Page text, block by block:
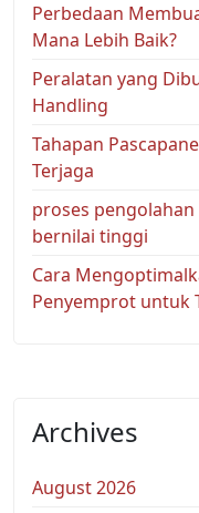
Perbedaan
Mana Lebih Baik?
Peralatan yang
Handling
Tahapan
Terjaga
proses
bernilai tinggi
Cara
Penyemprot untuk
Archives
August 2026